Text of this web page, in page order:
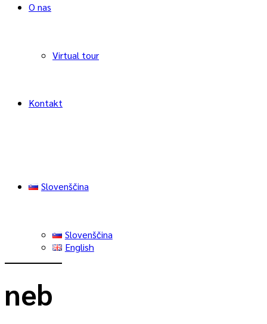
O nas
Virtual tour
Kontakt
Slovenščina
Slovenščina
English
neb